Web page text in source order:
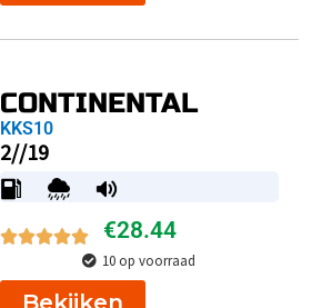
CONTINENTAL
KKS10
2//19
€28.44
10 op voorraad
Bekijken